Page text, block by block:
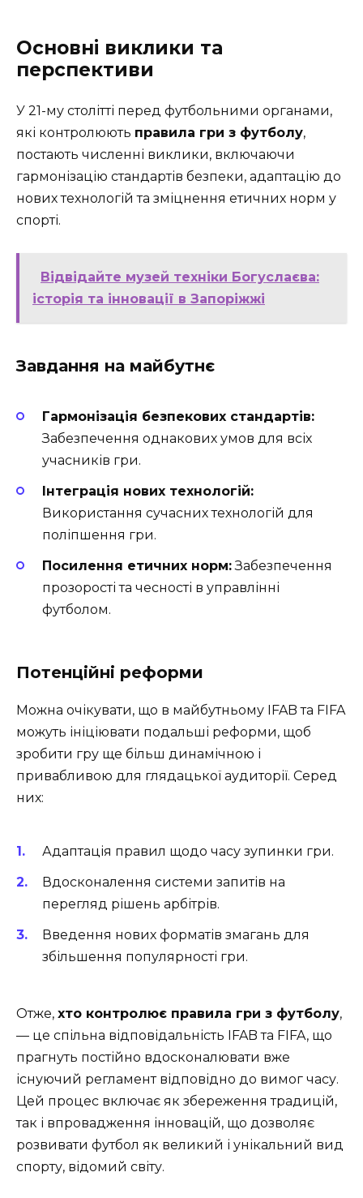
Основні виклики та
перспективи
У 21-му столітті перед футбольними органами,
які контролюють правила гри з футболу,
постають численні виклики, включаючи
гармонізацію стандартів безпеки, адаптацію до
нових технологій та зміцнення етичних норм у
спорті.
Відвідайте музей техніки Богуслаєва:
історія та інновації в Запоріжжі
Завдання на майбутнє
Гармонізація безпекових стандартів:
Забезпечення однакових умов для всіх
учасників гри.
Інтеграція нових технологій:
Використання сучасних технологій для
поліпшення гри.
Посилення етичних норм:Забезпечення
прозорості та чесності в управлінні
футболом.
Потенційні реформи
Можна очікувати, що в майбутньому IFAB та FIFA
можуть ініціювати подальші реформи, щоб
зробити гру ще більш динамічною і
привабливою для глядацької аудиторії. Серед
них:
Адаптація правил щодо часу зупинки гри.
Вдосконалення системи запитів на
перегляд рішень арбітрів.
Введення нових форматів змагань для
збільшення популярності гри.
Отже, хто контролює правила гри з футболу,
— це спільна відповідальність IFAB та FIFA, що
прагнуть постійно вдосконалювати вже
існуючий регламент відповідно до вимог часу.
Цей процес включає як збереження традицій,
так і впровадження інновацій, що дозволяє
розвивати футбол як великий і унікальний вид
спорту, відомий світу.